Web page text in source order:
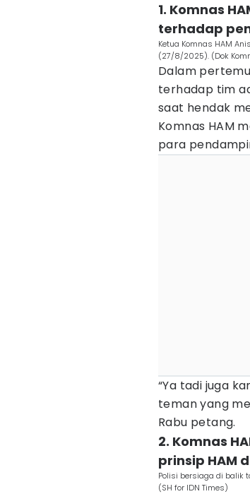
1. Komnas
terhadap
Ketua Komnas HAM
(27/8/2025). (Dok
Dalam
terhadap tim
saat hendak
Komnas HAM
para
“Ya tadi juga
teman yang
Rabu petang.
2. Komnas
prinsip HAM
Polisi bersiaga di balik
(SH for IDN Times)